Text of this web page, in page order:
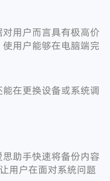
用户而言具有极高价
用户能够在电脑端完
在更换设备或系统调
助手快速将备份内容
用户在面对系统问题